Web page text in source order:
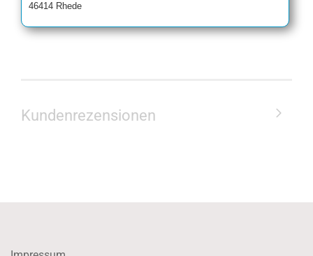
46414 Rhede
Kundenrezensionen